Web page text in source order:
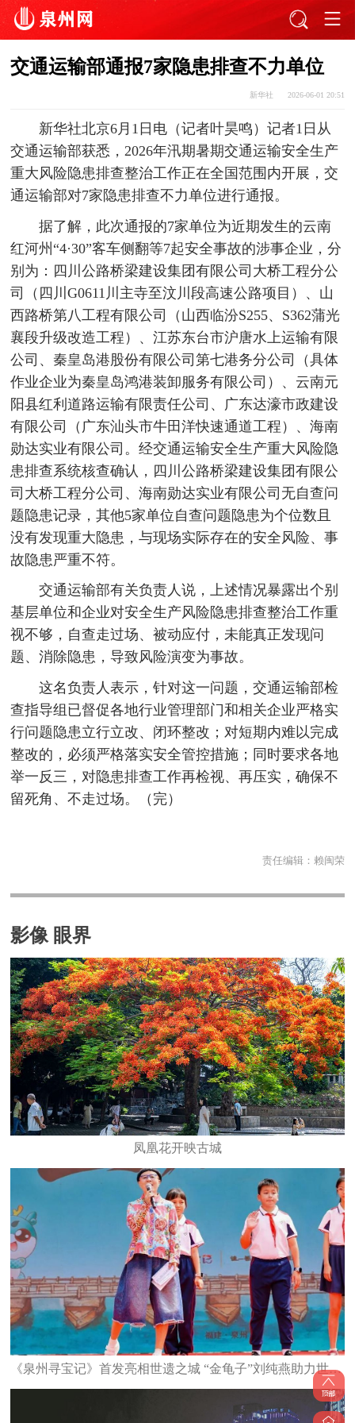
交通运输部通报7家隐患排查不力单位
新华社 2026-06-01 20:51
新华社北京6月1日电（记者叶昊鸣）记者1日从
交通运输部获悉，2026年汛期暑期交通运输安全生产
重大风险隐患排查整治工作正在全国范围内开展，交
通运输部对7家隐患排查不力单位进行通报。
据了解，此次通报的7家单位为近期发生的云南
红河州“4·30”客车侧翻等7起安全事故的涉事企业，分
别为：四川公路桥梁建设集团有限公司大桥工程分公
司（四川G0611川主寺至汶川段高速公路项目）、山
西路桥第八工程有限公司（山西临汾S255、S362蒲光
襄段升级改造工程）、江苏东台市沪唐水上运输有限
公司、秦皇岛港股份有限公司第七港务分公司（具体
作业企业为秦皇岛鸿港装卸服务有限公司）、云南元
阳县红利道路运输有限责任公司、广东达濠市政建设
有限公司（广东汕头市牛田洋快速通道工程）、海南
勋达实业有限公司。经交通运输安全生产重大风险隐
患排查系统核查确认，四川公路桥梁建设集团有限公
司大桥工程分公司、海南勋达实业有限公司无自查问
题隐患记录，其他5家单位自查问题隐患为个位数且
没有发现重大隐患，与现场实际存在的安全风险、事
故隐患严重不符。
交通运输部有关负责人说，上述情况暴露出个别
基层单位和企业对安全生产风险隐患排查整治工作重
视不够，自查走过场、被动应付，未能真正发现问
题、消除隐患，导致风险演变为事故。
这名负责人表示，针对这一问题，交通运输部检
查指导组已督促各地行业管理部门和相关企业严格实
行问题隐患立行立改、闭环整改；对短期内难以完成
整改的，必须严格落实安全管控措施；同时要求各地
举一反三，对隐患排查工作再检视、再压实，确保不
留死角、不走过场。（完）
责任编辑： 赖闽荣
影像 眼界
凤凰花开映古城
《泉州寻宝记》首发亮相世遗之城 “金龟子”刘纯燕助力世遗文化少年传承